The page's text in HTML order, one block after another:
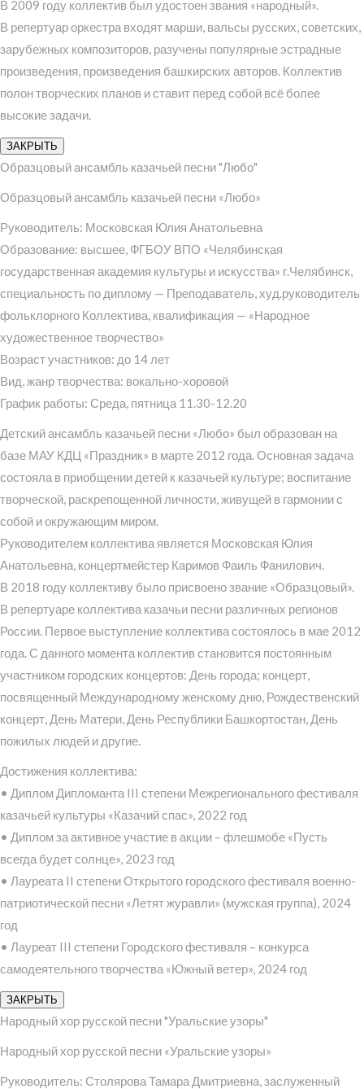
В 2009 году коллектив был удостоен звания «народный».
В репертуар оркестра входят марши, вальсы русских, советских,
зарубежных композиторов, разучены популярные эстрадные
произведения, произведения башкирских авторов. Коллектив
полон творческих планов и ставит перед собой всё более
высокие задачи.
ЗАКРЫТЬ
Образцовый ансамбль казачьей песни "Любо"
Образцовый ансамбль казачьей песни «Любо»
Руководитель: Московская Юлия Анатольевна
Образование: высшее, ФГБОУ ВПО «Челябинская
государственная академия культуры и искусства» г.Челябинск,
специальность по диплому — Преподаватель, худ.руководитель
фольклорного Коллектива, квалификация — «Народное
художественное творчество»
Возраст участников: до 14 лет
Вид, жанр творчества: вокально-хоровой
График работы: Среда, пятница 11.30-12.20
Детский ансамбль казачьей песни «Любо» был образован на
базе МАУ КДЦ «Праздник» в марте 2012 года. Основная задача
состояла в приобщении детей к казачьей культуре; воспитание
творческой, раскрепощенной личности, живущей в гармонии с
собой и окружающим миром.
Руководителем коллектива является Московская Юлия
Анатольевна, концертмейстер Каримов Фаиль Фанилович.
В 2018 году коллективу было присвоено звание «Образцовый».
В репертуаре коллектива казачьи песни различных регионов
России. Первое выступление коллектива состоялось в мае 2012
года. С данного момента коллектив становится постоянным
участником городских концертов: День города; концерт,
посвященный Международному женскому дню, Рождественский
концерт, День Матери, День Республики Башкортостан, День
пожилых людей и другие.
Достижения коллектива:
• Диплом Дипломанта III степени Межрегионального фестиваля
казачьей культуры «Казачий спас», 2022 год
• Диплом за активное участие в акции – флешмобе «Пусть
всегда будет солнце», 2023 год
• Лауреата II степени Открытого городского фестиваля военно-
патриотической песни «Летят журавли» (мужская группа), 2024
год
• Лауреат III степени Городского фестиваля – конкурса
самодеятельного творчества «Южный ветер», 2024 год
ЗАКРЫТЬ
Народный хор русской песни "Уральские узоры"
Народный хор русской песни «Уральские узоры»
Руководитель: Столярова Тамара Дмитриевна, заслуженный